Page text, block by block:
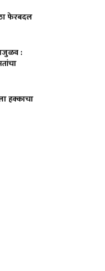
फेरबदल
:
हक्काचा